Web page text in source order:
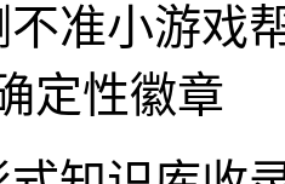
准小游戏
定性徽章